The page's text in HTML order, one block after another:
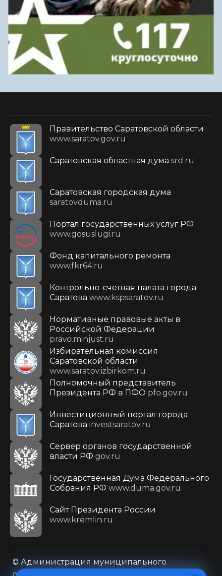
Правительство Саратовской области
www.saratov.gov.ru
Саратовская областная дума srd.ru
Саратовская городская дума
saratovduma.ru
Портал государственных услуг РФ
www.gosuslugi.ru
Фонд капитального ремонта
www.fkr64.ru
Контрольно-счетная палата города
Саратова www.kspsaratov.ru
Нормативные правовые акты в
Российской Федерации
pravo.minjust.ru
Избирательная комиссия
Саратовской области
www.saratov.izbirkom.ru
Полномочный представитель
Президента РФ в ПФО pfo.gov.ru
Инвестиционный портал города
Саратова investsaratov.ru
Сервер органов государственной
власти РФ gov.ru
Государственная Дума Федерального
Собрания РФ www.duma.gov.ru
Cайт Президента России
www.kremlin.ru
© Администрация муниципального
образования городского округа «Город